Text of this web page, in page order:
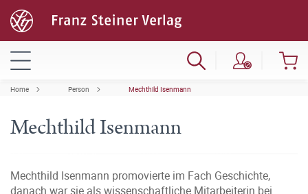
Home Person Mechthild Isenmann
Mechthild Isenmann
Mechthild Isenmann promovierte im Fach Geschichte,
danach war sie als wissenschaftliche Mitarbeiterin bei